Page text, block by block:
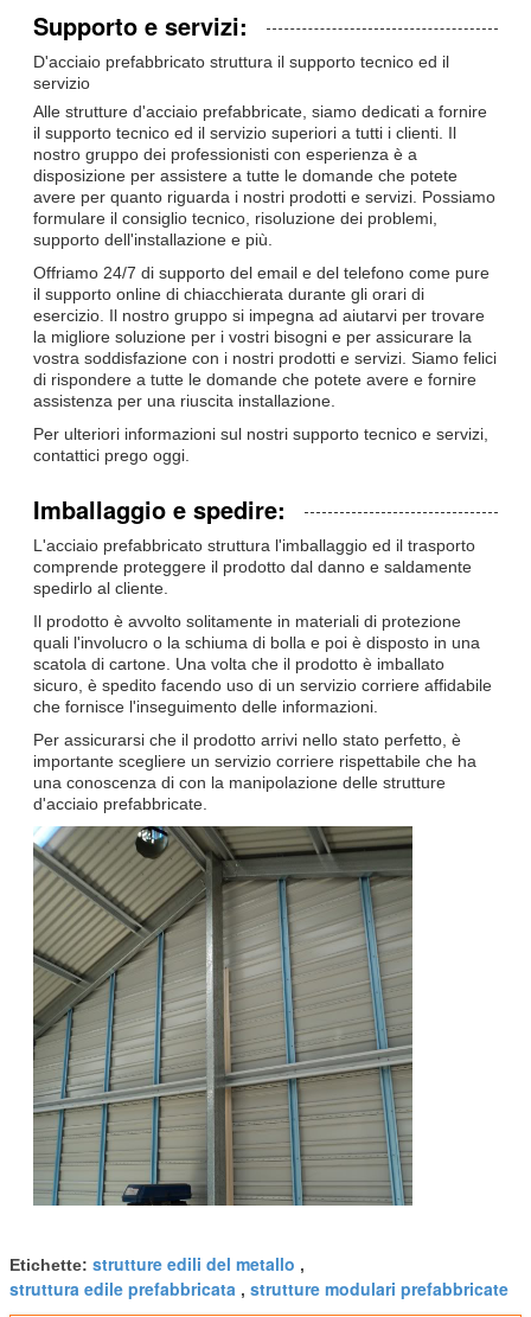
Supporto e servizi:
D'acciaio prefabbricato struttura il supporto tecnico ed il
servizio
Alle strutture d'acciaio prefabbricate, siamo dedicati a fornire
il supporto tecnico ed il servizio superiori a tutti i clienti. Il
nostro gruppo dei professionisti con esperienza è a
disposizione per assistere a tutte le domande che potete
avere per quanto riguarda i nostri prodotti e servizi. Possiamo
formulare il consiglio tecnico, risoluzione dei problemi,
supporto dell'installazione e più.
Offriamo 24/7 di supporto del email e del telefono come pure
il supporto online di chiacchierata durante gli orari di
esercizio. Il nostro gruppo si impegna ad aiutarvi per trovare
la migliore soluzione per i vostri bisogni e per assicurare la
vostra soddisfazione con i nostri prodotti e servizi. Siamo felici
di rispondere a tutte le domande che potete avere e fornire
assistenza per una riuscita installazione.
Per ulteriori informazioni sul nostri supporto tecnico e servizi,
contattici prego oggi.
Imballaggio e spedire:
L'acciaio prefabbricato struttura l'imballaggio ed il trasporto
comprende proteggere il prodotto dal danno e saldamente
spedirlo al cliente.
Il prodotto è avvolto solitamente in materiali di protezione
quali l'involucro o la schiuma di bolla e poi è disposto in una
scatola di cartone. Una volta che il prodotto è imballato
sicuro, è spedito facendo uso di un servizio corriere affidabile
che fornisce l'inseguimento delle informazioni.
Per assicurarsi che il prodotto arrivi nello stato perfetto, è
importante scegliere un servizio corriere rispettabile che ha
una conoscenza di con la manipolazione delle strutture
d'acciaio prefabbricate.
Etichette: strutture edili del metallo ,
struttura edile prefabbricata , strutture modulari prefabbricate